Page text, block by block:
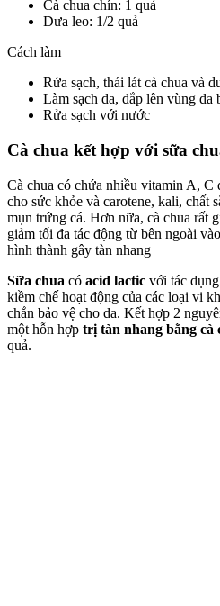
Cà chua chín: 1 quả
Dưa leo: 1/2 quả
Cách làm
Rửa sạch, thái lát cà chua và
Làm sạch da, đắp lên vùng
Rửa sạch với nước
Cà chua kết hợp với sữa
Cà chua có chứa nhiều vitamin A, C
cho sức khỏe và carotene, kali, chất
mụn trứng cá. Hơn nữa, cà chua rất
giảm tối đa tác động từ bên ngoài
hình thành gây tàn nhang
Sữa chua có acid lactic với tác
kiềm chế hoạt động của các loại vi
chắn bảo vệ cho da. Kết hợp 2
một hỗn hợp trị tàn nhang bằng cà
quả.